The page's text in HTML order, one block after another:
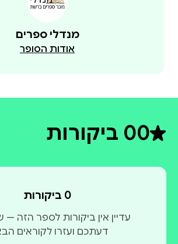
מנדלי ספרים
אודות הסופר
0דירוג ממוצע 0 מתוך 5
0 ביקורות
0 ביקורות
עדיין אין ביקורות לספר הזה
דעתכם ועזרו לקוראים